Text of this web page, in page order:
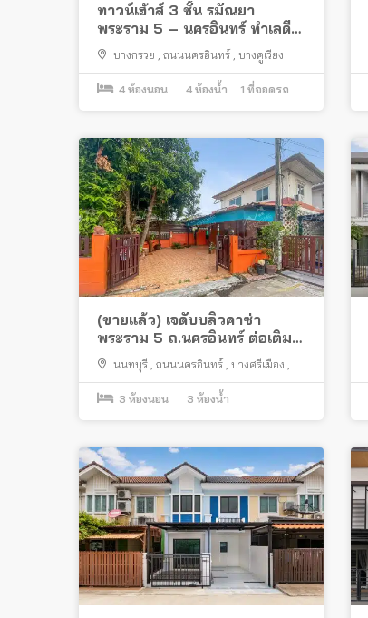
ทาวน์เฮ้าส์ 3 ชั้น รมัณยา
พระราม 5 – นครอินทร์ ทำเลดี
ถนนเมน เข้าซอยไม่ลึก ตรงข้าม
ซอยวัดตะเคียน
บางกรวย , ถนนนครอินทร์ , บางคูเวียง
4 ห้องนอน 4 ห้องน้ำ 1 ที่จอดรถ
(ขายแล้ว) เจดับบลิวคาซ่า
พระราม 5 ถ.นครอินทร์ ต่อเติม
ครบพร้อมอยู่
นนทบุรี ถนนนครอินทร์ บางศรีเมือง
เมืองนนทบุรี
3 ห้องนอน 3 ห้องน้ำ